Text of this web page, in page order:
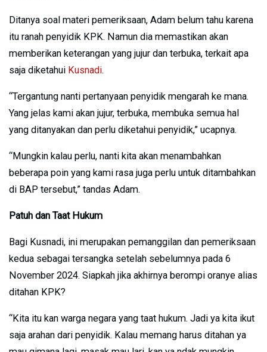
Ditanya soal materi pemeriksaan, Adam belum tahu karena
itu ranah penyidik KPK. Namun dia memastikan akan
memberikan keterangan yang jujur dan terbuka, terkait apa
saja diketahui Kusnadi.
“Tergantung nanti pertanyaan penyidik mengarah ke mana.
Yang jelas kami akan jujur, terbuka, membuka semua hal
yang ditanyakan dan perlu diketahui penyidik,” ucapnya.
“Mungkin kalau perlu, nanti kita akan menambahkan
beberapa poin yang kami rasa juga perlu untuk ditambahkan
di BAP tersebut,” tandas Adam.
Patuh dan Taat Hukum
Bagi Kusnadi, ini merupakan pemanggilan dan pemeriksaan
kedua sebagai tersangka setelah sebelumnya pada 6
November 2024. Siapkah jika akhirnya berompi oranye alias
ditahan KPK?
“Kita itu kan warga negara yang taat hukum. Jadi ya kita ikut
saja arahan dari penyidik. Kalau memang harus ditahan ya